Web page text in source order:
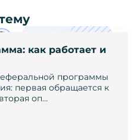
как работает и
программы
первая обращается к
оп…